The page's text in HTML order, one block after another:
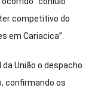
competitivo do
em Cariacica”.
União o despacho
confirmando os